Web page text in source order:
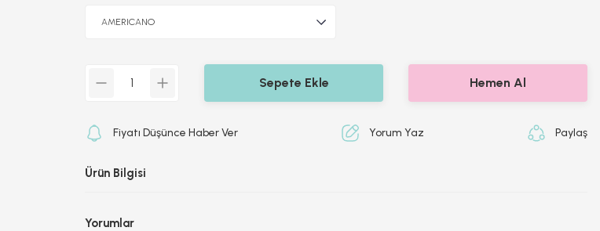
Sepete Ekle Hemen Al
Fiyatı Düşünce Haber Ver Yorum Yaz Paylaş
Ürün Bilgisi
Yorumlar